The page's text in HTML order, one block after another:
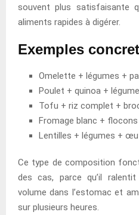
souvent plus satisfaisante
aliments rapides à digérer.
Exemples
Omelette + légumes +
Poulet + quinoa +
Tofu + riz complet +
Fromage blanc + flocons
Lentilles + légumes +
Ce type de composition
des cas, parce qu’il
volume dans l’estomac et
sur plusieurs heures.